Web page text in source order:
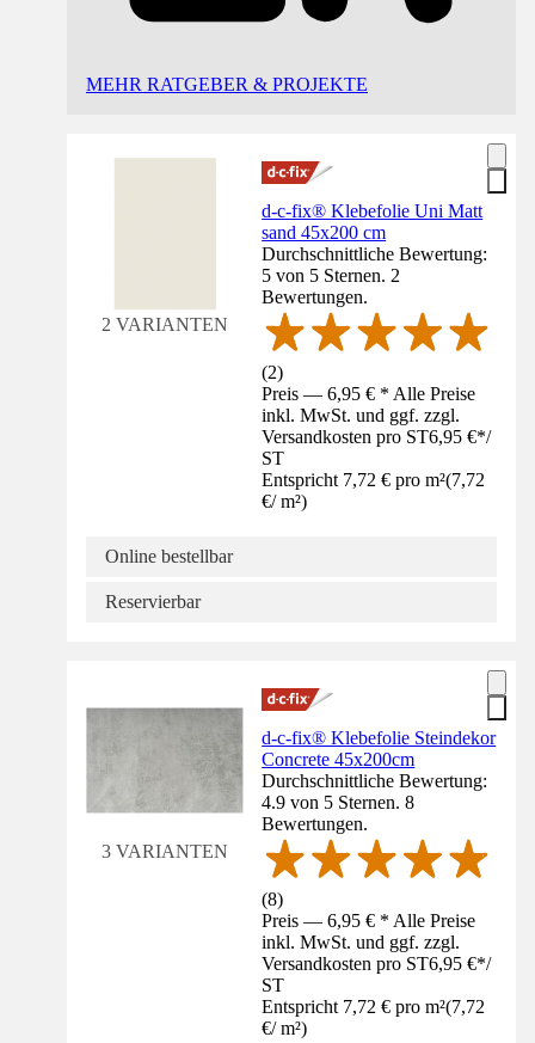
MEHR RATGEBER & PROJEKTE
2 VARIANTEN
d-c-fix® Klebefolie Uni Matt
sand 45x200 cm
Durchschnittliche Bewertung:
5 von 5 Sternen. 2
Bewertungen.
(2)
Preis — 6,95 € * Alle Preise
inkl. MwSt. und ggf. zzgl.
Versandkosten pro ST6,95 €*/
ST
Entspricht 7,72 € pro m²(7,72
€/ m²)
Online bestellbar
Reservierbar
3 VARIANTEN
d-c-fix® Klebefolie Steindekor
Concrete 45x200cm
Durchschnittliche Bewertung:
4.9 von 5 Sternen. 8
Bewertungen.
(8)
Preis — 6,95 € * Alle Preise
inkl. MwSt. und ggf. zzgl.
Versandkosten pro ST6,95 €*/
ST
Entspricht 7,72 € pro m²(7,72
€/ m²)